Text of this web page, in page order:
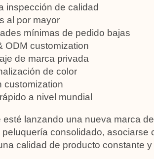
inspección de calidad
al por mayor
mínimas de pedido bajas
ODM customization
de marca privada
de color
customization
a nivel mundial
esté lanzando una nueva marca
peluquería consolidado,
calidad de producto constante